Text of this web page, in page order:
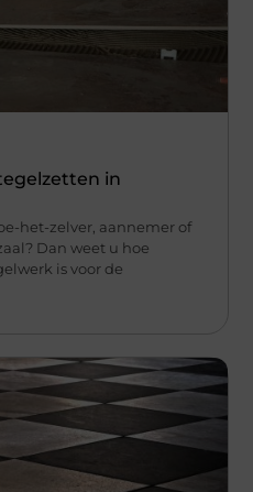
in
het-zelver, aannemer of
Dan weet u hoe
is voor de